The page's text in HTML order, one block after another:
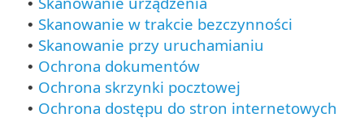
•
• Skanowanie w trakcie bezczynności
• Skanowanie przy uruchamianiu
• Ochrona dokumentów
• Ochrona skrzynki pocztowej
• Ochrona dostępu do stron internetowych